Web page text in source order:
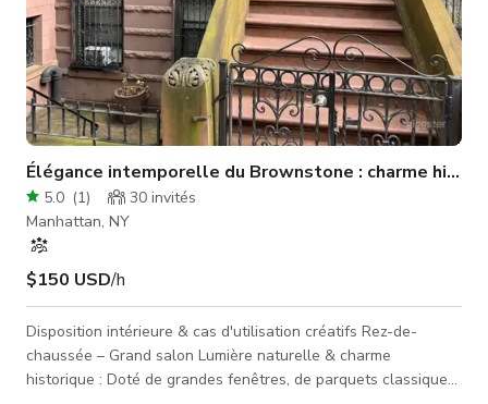
Élégance intemporelle du Brownstone : charme
5.0 (1) 30 invités
Manhattan, NY
$150 USD/h
Disposition intérieure & cas d'utilisation créatifs Rez-de-
chaussée – Grand salon Lumière naturelle & charme
historique : Doté de grandes fenêtres, de parquets classiques,